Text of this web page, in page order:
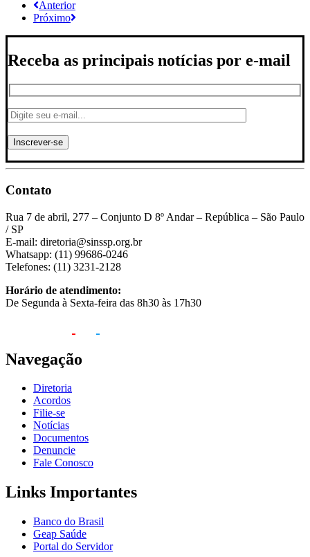
Anterior
Próximo
Receba as principais notícias por e-mail
Contato
Rua 7 de abril, 277 – Conjunto D 8º Andar – República – São Paulo
/ SP
E-mail: diretoria@sinssp.org.br
Whatsapp: (11) 99686-0246
Telefones: (11) 3231-2128
Horário de atendimento:
De Segunda à Sexta-feira das 8h30 às 17h30
Navegação
Diretoria
Acordos
Filie-se
Notícias
Documentos
Denuncie
Fale Conosco
Links Importantes
Banco do Brasil
Geap Saúde
Portal do Servidor